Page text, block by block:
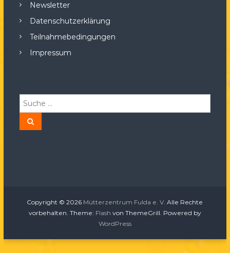
Newsletter
Datenschutzerklärung
Teilnahmebedingungen
Impressum
h
S
u
Copyright © 2026 Mütterzentrum Fulda e. V. Alle Rechte
vorbehalten. Theme: Flash von ThemeGrill. Powered by
WordPress